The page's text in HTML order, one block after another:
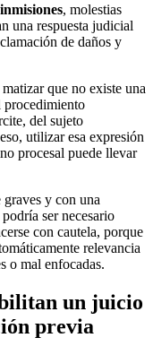
inmisiones, molestias
una respuesta judicial
de daños y
que no existe una
procedimiento
del sujeto
utilizar esa expresión
procesal puede llevar
graves y con una
ser necesario
con cautela, porque
relevancia
o mal enfocadas.
un juicio
previa